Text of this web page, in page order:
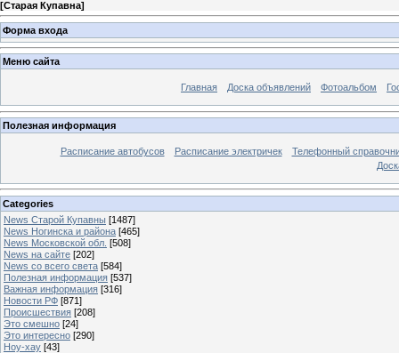
[Старая Купавна]
Форма входа
Меню сайта
Главная Доска объявлений Фотоальбом
Полезная информация
Расписание автобусов Расписание электричек
Телефонный
Categories
News Старой Купавны [1487]
News Ногинска и района [465]
News Московской обл. [508]
News на сайте [202]
News со всего света [584]
Полезная информация [537]
Важная информация [316]
Новости РФ [871]
Происшествия [208]
Это смешно [24]
Это интересно [290]
Ноу-хау [43]